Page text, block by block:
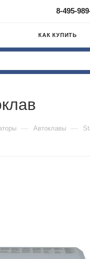
8-495-
КАК КУПИТЬ
— Автоклавы —